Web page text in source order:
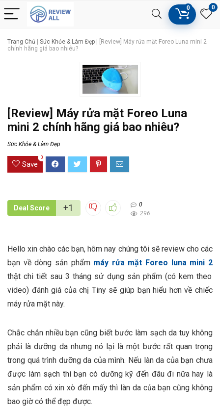
0 0
Trang Chủ Sức Khỏe & Làm Đẹp
[Review] Máy rửa mặt Foreo Luna mini 2
chính hãng giá bao nhiêu?
[Review] Máy rửa mặt Foreo Luna
mini 2 chính hãng giá bao nhiêu?
Sức Khỏe & Làm Đẹp
Save
0
Deal Score +1
0
296
Hello xin chào các bạn, hôm nay chúng tôi sẽ review cho các
bạn về dòng sản phẩm máy rửa mặt Foreo luna mini 2
thật chi tiết sau 3 tháng sử dụng sản phẩm (có kem theo
video) đánh giá của chị Tiny sẽ giúp bạn hiểu hơn về chiếc
máy rửa mặt này.
Chắc chắn nhiều bạn cũng biết bước làm sạch da tuy không
phải là dưỡng da nhưng nó lại là một bước rất quan trọng
trong quá trình dưỡng da của mình. Nếu làn da của bạn chưa
được làm sạch thì bạn có dưỡng kỹ đến đâu đi nữa hay là
sản phẩm có xin xò đến mấy thì làn da của bạn cũng không
bao giờ có thể đẹp được.